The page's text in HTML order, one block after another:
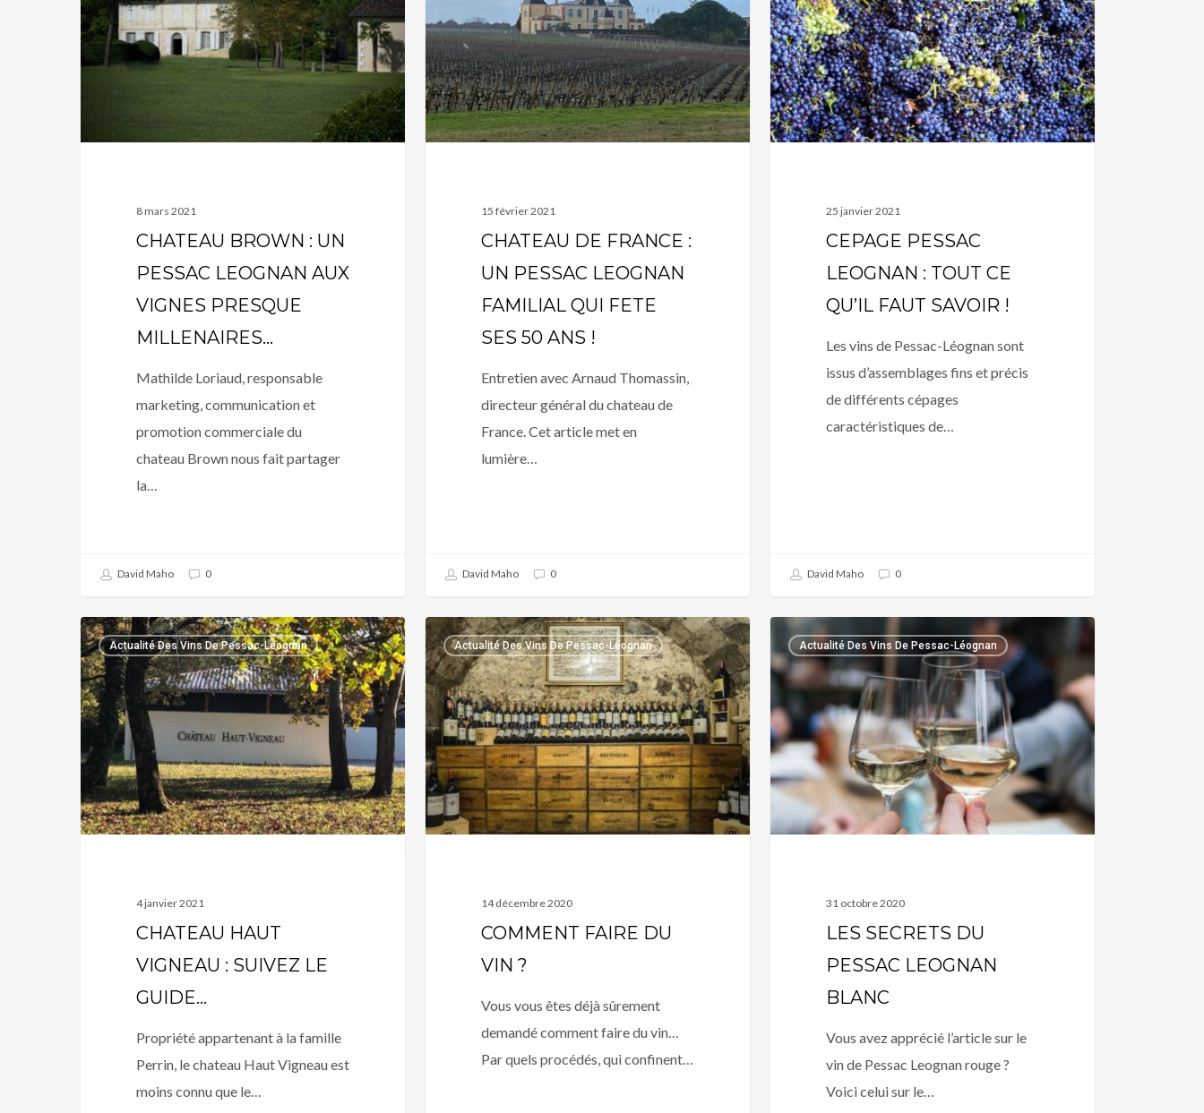
UN
PESSAC
LEOGNAN
8 mars 2021
CHATEAU BROWN : UN
PESSAC LEOGNAN AUX
VIGNES PRESQUE
MILLENAIRES…
Mathilde Loriaud, responsable
marketing, communication et
promotion commerciale du
chateau Brown nous fait partager
la…
David Maho 0
UN
PESSAC
LEOGNAN
FAMILIAL
QUI
15 février 2021
CHATEAU DE FRANCE :
UN PESSAC LEOGNAN
FAMILIAL QUI FETE
SES 50 ANS !
Entretien avec Arnaud Thomassin,
directeur général du chateau de
France. Cet article met en
lumière…
David Maho 0
:
TOUT
CE
QU’IL
FAUT
25 janvier 2021
CEPAGE PESSAC
LEOGNAN : TOUT CE
QU’IL FAUT SAVOIR !
Les vins de Pessac-Léognan sont
issus d’assemblages fins et précis
de différents cépages
caractéristiques de…
David Maho 0
CHATEAU
HAUT
VIGNEAU
:
SUIVEZ
LE
GUIDE…
Actualité Des Vins De Pessac-Léognan
4 janvier 2021
CHATEAU HAUT
VIGNEAU : SUIVEZ LE
GUIDE…
Propriété appartenant à la famille
Perrin, le chateau Haut Vigneau est
moins connu que le…
COMMENT
FAIRE
DU
VIN
?
Actualité Des Vins De Pessac-Léognan
14 décembre 2020
COMMENT FAIRE DU
VIN ?
Vous vous êtes déjà sûrement
demandé comment faire du vin…
Par quels procédés, qui confinent…
LES
SECRETS
DU
PESSAC
LEOGNAN
BLANC
Actualité Des Vins De Pessac-Léognan
31 octobre 2020
LES SECRETS DU
PESSAC LEOGNAN
BLANC
Vous avez apprécié l’article sur le
vin de Pessac Leognan rouge ?
Voici celui sur le…